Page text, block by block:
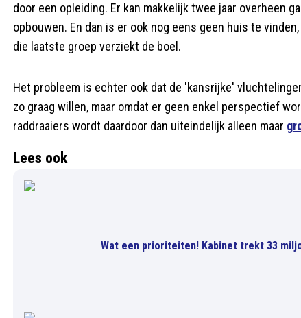
door een opleiding. Er kan makkelijk twee jaar overheen
opbouwen. En dan is er ook nog eens geen huis te
die laatste groep verziekt de boel.
Het probleem is echter ook dat de 'kansrijke'
zo graag willen, maar omdat er geen enkel perspectief
raddraaiers wordt daardoor dan uiteindelijk alleen maar
Lees ook
Wat een prioriteiten! Kabinet trekt 33